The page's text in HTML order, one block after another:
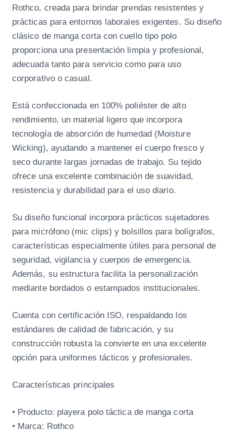
Rothco, creada para brindar prendas resistentes y
prácticas para entornos laborales exigentes. Su diseño
clásico de manga corta con cuello tipo polo
proporciona una presentación limpia y profesional,
adecuada tanto para servicio como para uso
corporativo o casual.
Está confeccionada en 100% poliéster de alto
rendimiento, un material ligero que incorpora
tecnología de absorción de humedad (Moisture
Wicking), ayudando a mantener el cuerpo fresco y
seco durante largas jornadas de trabajo. Su tejido
ofrece una excelente combinación de suavidad,
resistencia y durabilidad para el uso diario.
Su diseño funcional incorpora prácticos sujetadores
para micrófono (mic clips) y bolsillos para bolígrafos,
características especialmente útiles para personal de
seguridad, vigilancia y cuerpos de emergencia.
Además, su estructura facilita la personalización
mediante bordados o estampados institucionales.
Cuenta con certificación ISO, respaldando los
estándares de calidad de fabricación, y su
construcción robusta la convierte en una excelente
opción para uniformes tácticos y profesionales.
Características principales
• Producto: playera polo táctica de manga corta
• Marca: Rothco